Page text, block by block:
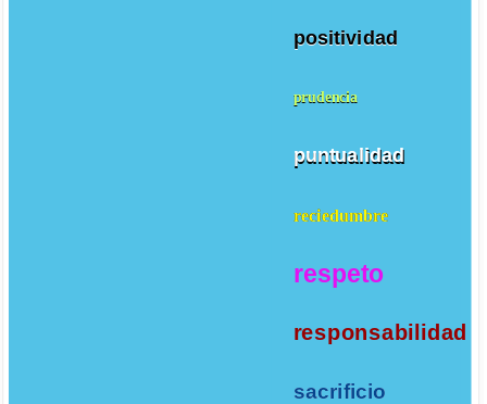
positividad
prudencia
puntualidad
reciedumbre
respeto
responsabilidad
sacrificio